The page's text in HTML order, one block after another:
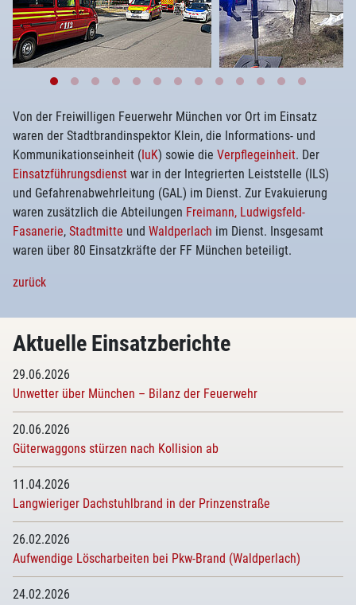
Von der Freiwilligen Feuerwehr München vor Ort im Einsatz
waren der Stadtbrandinspektor Klein, die Informations- und
Kommunikationseinheit (IuK) sowie die Verpflegeinheit. Der
Einsatzführungsdienst war in der Integrierten Leiststelle (ILS)
und Gefahrenabwehrleitung (GAL) im Dienst. Zur Evakuierung
waren zusätzlich die Abteilungen Freimann, Ludwigsfeld-
Fasanerie, Stadtmitte und Waldperlach im Dienst. Insgesamt
waren über 80 Einsatzkräfte der FF München beteiligt.
zurück
Aktuelle Einsatzberichte
29.06.2026
Unwetter über München – Bilanz der Feuerwehr
20.06.2026
Güterwaggons stürzen nach Kollision ab
11.04.2026
Langwieriger Dachstuhlbrand in der Prinzenstraße
26.02.2026
Aufwendige Löscharbeiten bei Pkw-Brand (Waldperlach)
24.02.2026